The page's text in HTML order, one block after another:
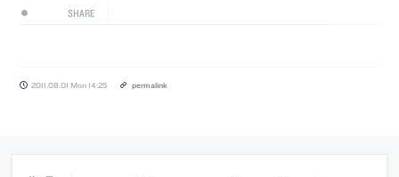
SHARE
2011.08.01 Mon 14:25 permalink